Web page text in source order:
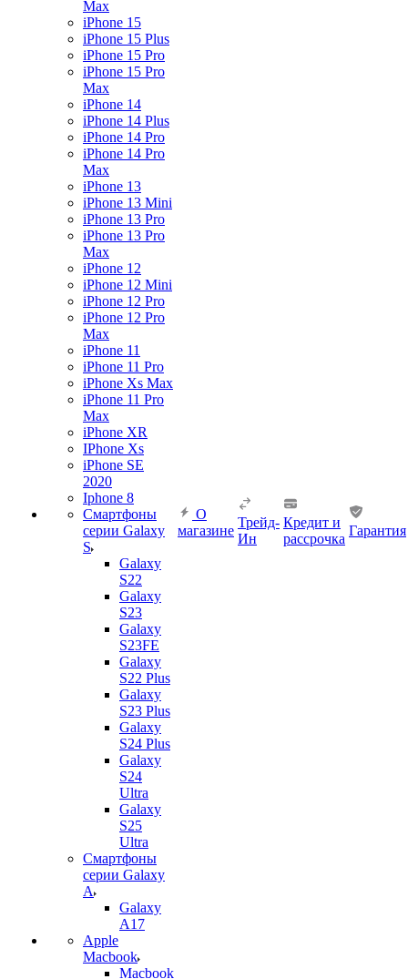
Max
iPhone 15
iPhone 15 Plus
iPhone 15 Pro
iPhone 15 Pro
Max
iPhone 14
iPhone 14 Plus
iPhone 14 Pro
iPhone 14 Pro
Max
iPhone 13
iPhone 13 Mini
iPhone 13 Pro
iPhone 13 Pro
Max
iPhone 12
iPhone 12 Mini
iPhone 12 Pro
iPhone 12 Pro
Max
iPhone 11
iPhone 11 Pro
iPhone Xs Max
iPhone 11 Pro
Max
iPhone XR
IPhone Xs
iPhone SE
2020
Iphone 8
Смартфоны
серии Galaxy
S
Galaxy
S22
Galaxy
S23
Galaxy
S23FE
Galaxy
S22 Plus
Galaxy
S23 Plus
Galaxy
S24 Plus
Galaxy
S24
Ultra
Galaxy
S25
Ultra
Смартфоны
серии Galaxy
A
Galaxy
A17
Apple
Macbook
Macbook
О
магазине
Трейд-
Ин
Кредит и
рассрочка
Гарантия